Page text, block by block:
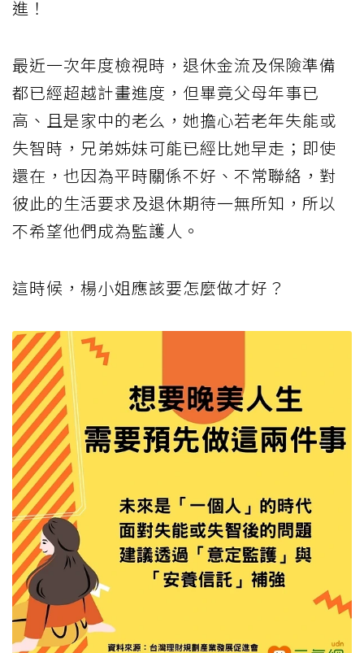
進！
最近一次年度檢視時，退休金流及保險準備
都已經超越計畫進度，但畢竟父母年事已
高、且是家中的老么，她擔心若老年失能或
失智時，兄弟姊妹可能已經比她早走；即使
還在，也因為平時關係不好、不常聯絡，對
彼此的生活要求及退休期待一無所知，所以
不希望他們成為監護人。
這時候，楊小姐應該要怎麼做才好？